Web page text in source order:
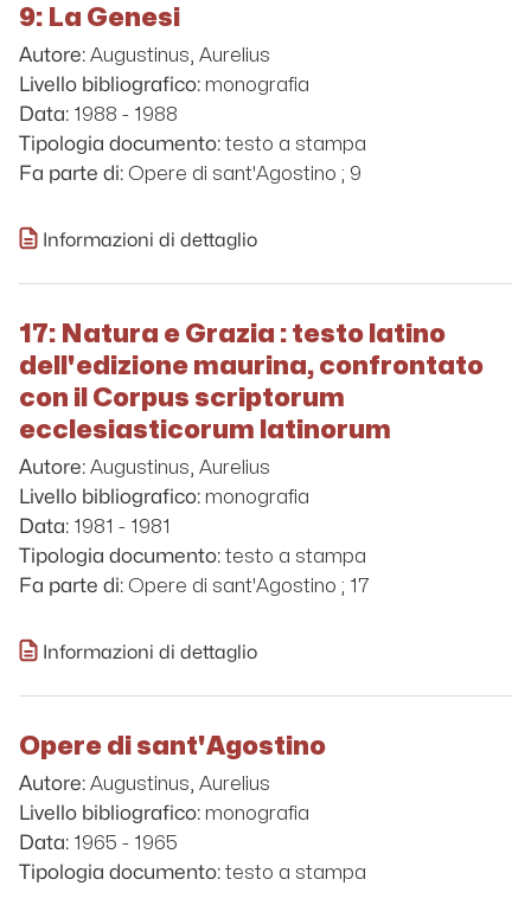
9: La Genesi
Autore: Augustinus, Aurelius
Livello bibliografico: monografia
Data: 1988 - 1988
Tipologia documento: testo a stampa
Fa parte di: Opere di sant'Agostino ; 9
Informazioni di dettaglio
17: Natura e Grazia : testo latino
dell'edizione maurina, confrontato
con il Corpus scriptorum
ecclesiasticorum latinorum
Autore: Augustinus, Aurelius
Livello bibliografico: monografia
Data: 1981 - 1981
Tipologia documento: testo a stampa
Fa parte di: Opere di sant'Agostino ; 17
Informazioni di dettaglio
Opere di sant'Agostino
Autore: Augustinus, Aurelius
Livello bibliografico: monografia
Data: 1965 - 1965
Tipologia documento: testo a stampa